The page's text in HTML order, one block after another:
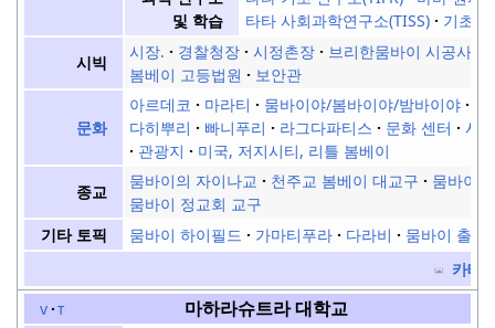
및 학습
타타 사회과학연구소(TISS)
기초과
시빅
시장. 경찰청장 시정촌장 브리한뭄바이 시공사
봄베이 고등법원
보안관
문화
아르데코 마라티 뭄바이야/봄바이야/밤바이야
다히뿌리
빠니푸리 라그다파티스 문화 센터
시
관광지
미국, 저지시티, 리틀 봄베이
종교
뭄바이의 자이나교 천주교 봄베이 대교구
뭄바이
뭄바이 정교회 교구
기타 토픽
뭄바이 하이필드 가마티푸라 다라비
뭄바이 출신
카테
v t 마하라슈트라 대학교